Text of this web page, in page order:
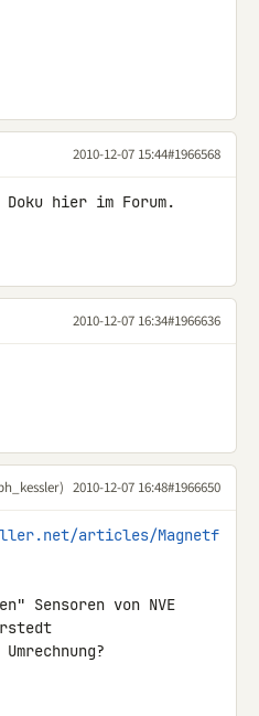
2010-12-07 15:44#1966568
hier im Forum.
2010-12-07 16:34#1966636
2010-12-07 16:48#1966650
articles/Magnetf
Sensoren von NVE